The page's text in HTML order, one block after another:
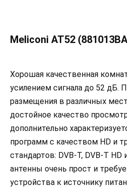
Meliconi AT52
Хорошая качественная
усилением сигнала до 52 дБ.
размещения в различных
достойное качество
дополнительно
программ с качеством HD и
стандартов: DVB-T, DVB-T
антенны очень прост и
устройства к источнику